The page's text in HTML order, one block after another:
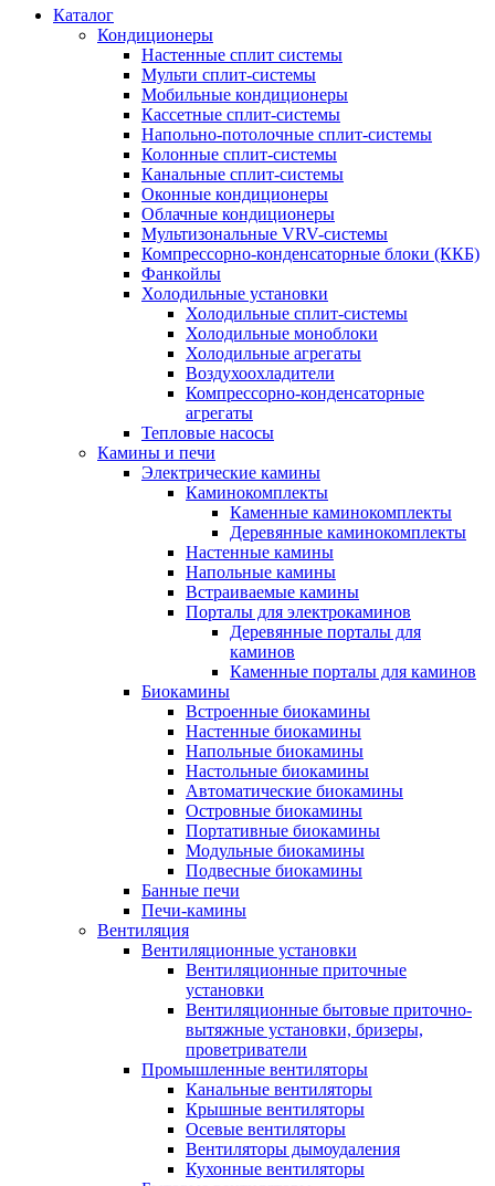
Каталог
Кондиционеры
Настенные сплит системы
Мульти сплит-системы
Мобильные кондиционеры
Кассетные сплит-системы
Напольно-потолочные сплит-системы
Колонные сплит-системы
Канальные сплит-системы
Оконные кондиционеры
Облачные кондиционеры
Мультизональные VRV-системы
Компрессорно-конденсаторные блоки (ККБ)
Фанкойлы
Холодильные установки
Холодильные сплит-системы
Холодильные моноблоки
Холодильные агрегаты
Воздухоохладители
Компрессорно-конденсаторные
агрегаты
Тепловые насосы
Камины и печи
Электрические камины
Каминокомплекты
Каменные каминокомплекты
Деревянные каминокомплекты
Настенные камины
Напольные камины
Встраиваемые камины
Порталы для электрокаминов
Деревянные порталы для
каминов
Каменные порталы для каминов
Биокамины
Встроенные биокамины
Настенные биокамины
Напольные биокамины
Настольные биокамины
Автоматические биокамины
Островные биокамины
Портативные биокамины
Модульные биокамины
Подвесные биокамины
Банные печи
Печи-камины
Вентиляция
Вентиляционные установки
Вентиляционные приточные
установки
Вентиляционные бытовые приточно-
вытяжные установки, бризеры,
проветриватели
Промышленные вентиляторы
Канальные вентиляторы
Крышные вентиляторы
Осевые вентиляторы
Вентиляторы дымоудаления
Кухонные вентиляторы